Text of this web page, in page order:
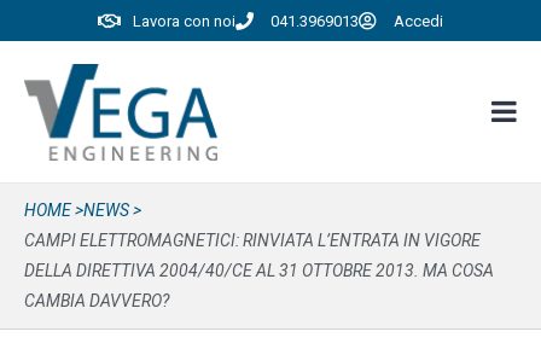
Lavora con noi 041.3969013 Accedi
HOME >NEWS >
CAMPI ELETTROMAGNETICI: RINVIATA L’ENTRATA IN VIGORE
DELLA DIRETTIVA 2004/40/CE AL 31 OTTOBRE 2013. MA COSA
CAMBIA DAVVERO?